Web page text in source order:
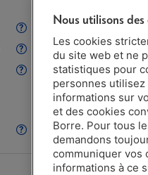
Nous utilisons des
Les cookies
du site web et ne
statistiques pour
personnes
informations sur
et des cookies
Borre. Pour tous
demandons
communiquer vos
informations à ce